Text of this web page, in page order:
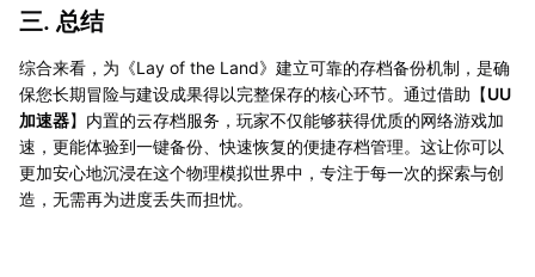
三. 总结
综合来看，为《Lay of the Land》建立可靠的存档备份机制，是确
保您长期冒险与建设成果得以完整保存的核心环节。通过借助【UU
加速器】内置的云存档服务，玩家不仅能够获得优质的网络游戏加
速，更能体验到一键备份、快速恢复的便捷存档管理。这让你可以
更加安心地沉浸在这个物理模拟世界中，专注于每一次的探索与创
造，无需再为进度丢失而担忧。